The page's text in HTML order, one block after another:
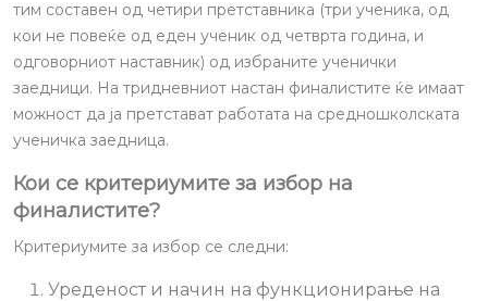
тим составен од четири претставника (три ученика, од
кои не повеќе од еден ученик од четврта година, и
одговорниот наставник) од избраните ученички
заедници. На тридневниот настан финалистите ќе имаат
можност да ја претстават работата на средношколската
ученичка заедница.
Кои се критериумите за избор на
финалистите?
Критериумите за избор се следни:
Уреденост и начин на функционирање на